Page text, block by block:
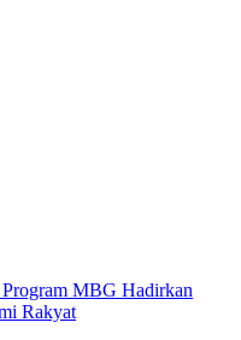
MBG Hadirkan
Rakyat